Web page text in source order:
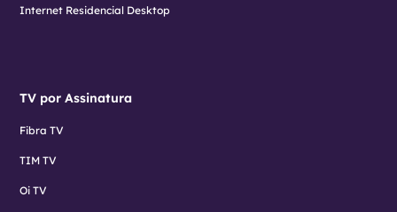
Internet Residencial Desktop
TV por Assinatura
Fibra TV
TIM TV
Oi TV